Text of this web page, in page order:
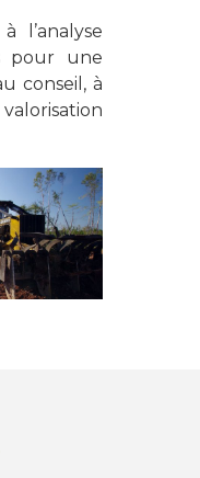
l’analyse
pour une
conseil, à